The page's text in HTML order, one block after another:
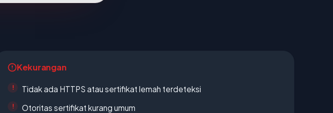
Kekurangan
Tidak ada HTTPS atau sertifikat lemah terdeteksi
Otoritas sertifikat kurang umum